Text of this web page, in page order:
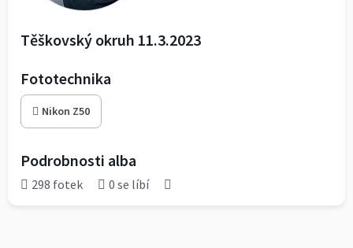
Těškovský okruh 11.3.2023
Fototechnika
Nikon Z50
Podrobnosti alba
298 fotek 0 se líbí